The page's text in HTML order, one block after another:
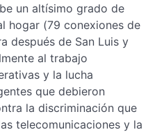
un altísimo grado de
hogar (79 conexiones de
después de San Luis y
al trabajo
y la lucha
que debieron
la discriminación que
telecomunicaciones y la